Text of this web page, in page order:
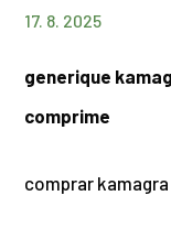
17. 8. 2025
generique
comprime
comprar kamagra